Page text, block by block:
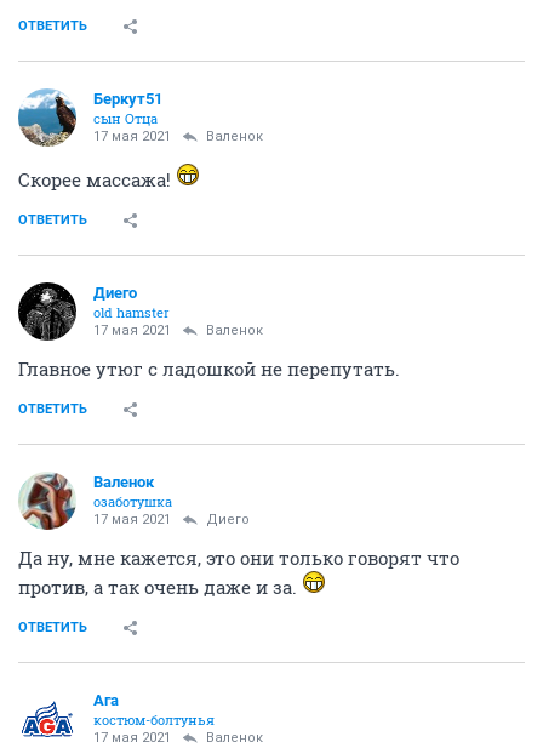
ОТВЕТИТЬ
Беркут51
сын Отца
17 мая 2021 Валенок
Скорее массажа!
ОТВЕТИТЬ
Диего
old hamster
17 мая 2021 Валенок
Главное утюг с ладошкой не перепутать.
ОТВЕТИТЬ
Валенок
озаботушка
17 мая 2021 Диего
Да ну, мне кажется, это они только говорят что
против, а так очень даже и за.
ОТВЕТИТЬ
Ага
костюм-болтунья
17 мая 2021 Валенок